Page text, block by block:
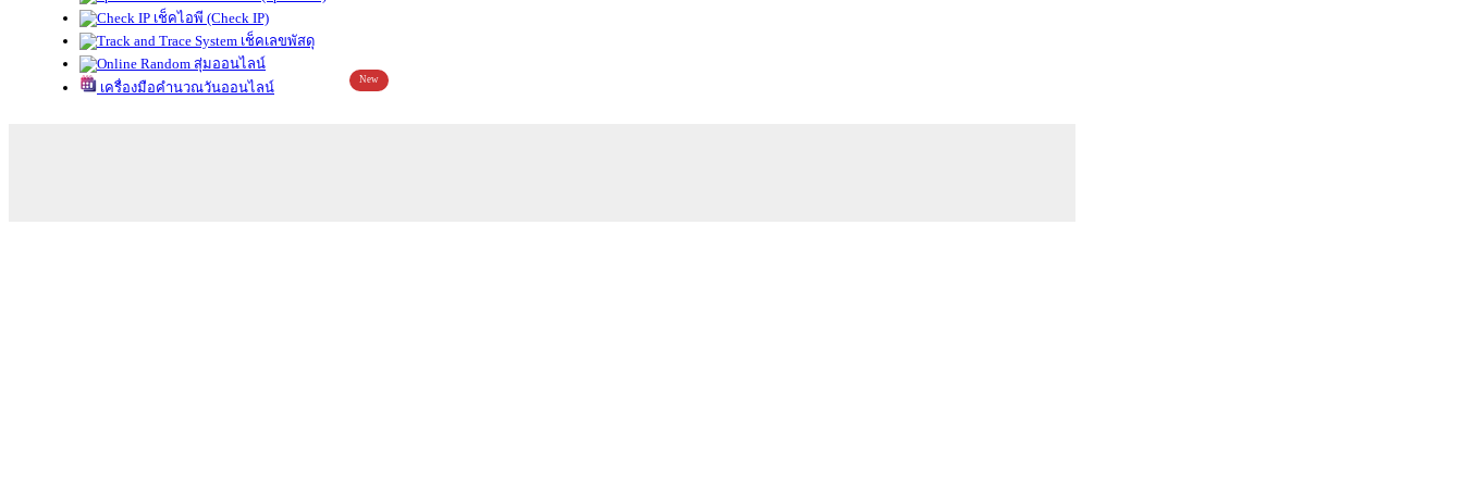
เช็คไอพี (Check IP)
เช็คเลขพัสดุ
สุ่มออนไลน์
เครื่องมือคำนวณวันออนไลน์
New